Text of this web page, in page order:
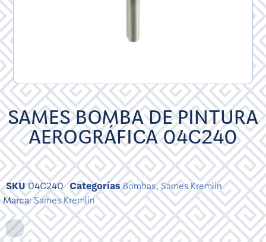
SAMES BOMBA DE PINTURA
AEROGRÁFICA 04C240
SKU04C240 CategoríasBombas,Sames Kremlin
Marca:Sames Kremlin